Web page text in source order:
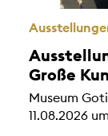
Große
Museum
11.08.2026